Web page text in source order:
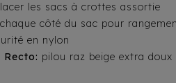
les sacs à crottes assortie
côté du sac pour
en nylon
Recto: pilou raz beige extra doux